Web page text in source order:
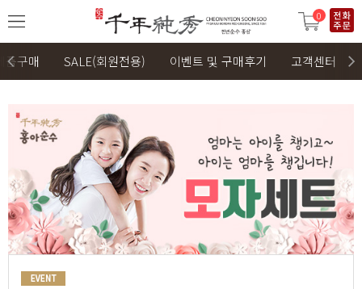
0
품구매 SALE(회원전용) 이벤트 및 구매후기 고객센터